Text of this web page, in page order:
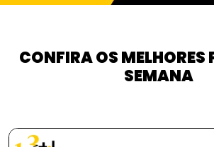
CONFIRA OS MELHORES
SEMANA